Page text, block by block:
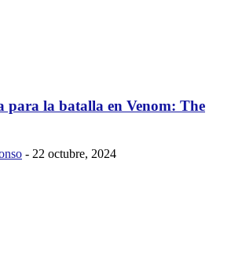
para la batalla en Venom: The
- 22 octubre, 2024